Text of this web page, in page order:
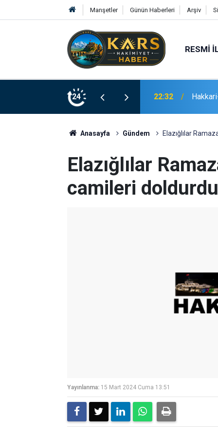
Manşetler Günün Haberleri Arşiv
RESMI
24
22:32
21:02
Anasayfa Gündem Elazığlılar
Elazığlılar
camileri doldurdu
Yayınlanma: 15 Mart 2024 Cuma 13:51